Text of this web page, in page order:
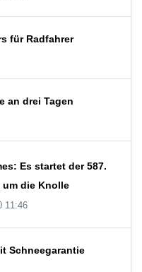
für Radfahrer
an drei Tagen
Es startet der 587.
um die Knolle
11:46
Schneegarantie